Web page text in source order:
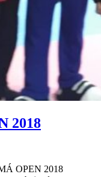
2018
OPEN 2018